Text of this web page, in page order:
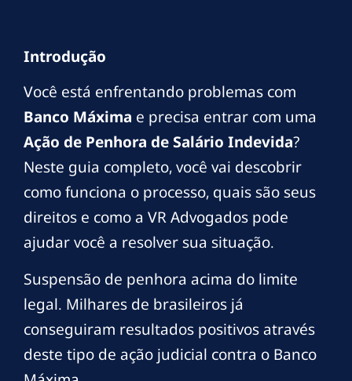
Introdução
Você está enfrentando problemas com
Banco Máxima e precisa entrar com uma
Ação de Penhora de Salário Indevida?
Neste guia completo, você vai descobrir
como funciona o processo, quais são seus
direitos e como a VR Advogados pode
ajudar você a resolver sua situação.
Suspensão de penhora acima do limite
legal. Milhares de brasileiros já
conseguiram resultados positivos através
deste tipo de ação judicial contra o Banco